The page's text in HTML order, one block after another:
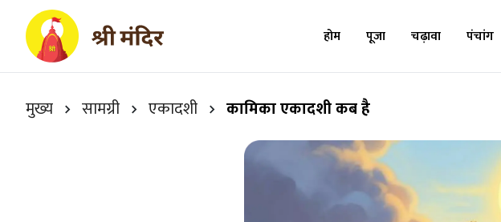
होम पूजा चढ़ावा पंचांग
मुख्य सामग्री एकादशी कामिका एकादशी कब है